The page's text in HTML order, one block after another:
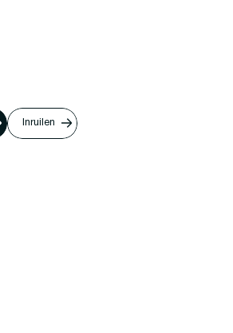
Inruilen